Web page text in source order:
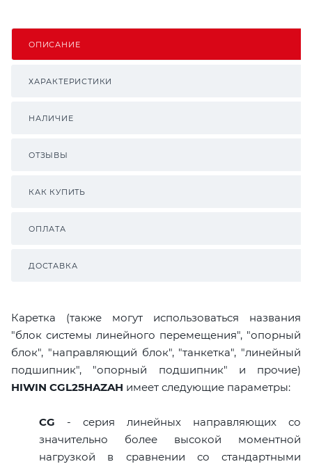
ОПИСАНИЕ
ХАРАКТЕРИСТИКИ
НАЛИЧИЕ
ОТЗЫВЫ
КАК КУПИТЬ
ОПЛАТА
ДОСТАВКА
Каретка (также могут использоваться названия
"блок системы линейного перемещения", "опорный
блок", "направляющий блок", "танкетка", "линейный
подшипник", "опорный подшипник" и прочие)
HIWIN CGL25HAZAH имеет следующие параметры:
CG - серия линейных направляющих со
значительно более высокой моментной
нагрузкой в сравнении со стандартными